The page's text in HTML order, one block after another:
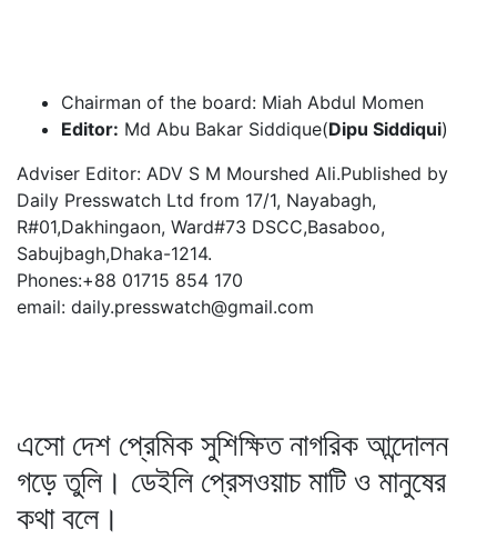
Chairman of the board: Miah Abdul Momen
Editor: Md Abu Bakar Siddique(Dipu Siddiqui)
Adviser Editor: ADV S M Mourshed Ali.Published by
Daily Presswatch Ltd from 17/1, Nayabagh,
R#01,Dakhingaon, Ward#73 DSCC,Basaboo,
Sabujbagh,Dhaka-1214.
Phones:+88 01715 854 170
email: daily.presswatch@gmail.com
এসো দেশ প্রেমিক সুশিক্ষিত নাগরিক আন্দোলন
গড়ে তুলি। ডেইলি প্রেসওয়াচ মাটি ও মানুষের
কথা বলে।